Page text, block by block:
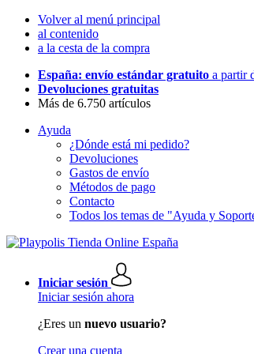
Volver al menú principal
al contenido
a la cesta de la compra
España: envío estándar gratuito a partir
Devoluciones gratuitas
Más de 6.750 artículos
Ayuda
¿Dónde está mi pedido?
Devoluciones
Gastos de envío
Métodos de pago
Contacto
Todos los temas de "Ayuda y
Iniciar sesión
Iniciar sesión ahora
¿Eres un nuevo usuario?
Crear una cuenta